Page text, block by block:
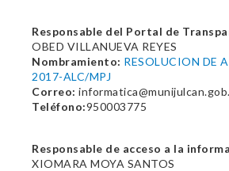
Responsable del Portal de
OBED VILLANUEVA REYES
Nombramiento: RESOLUCION DE
2017-ALC/MPJ
Correo:
Teléfono:950003775
Responsable de acceso a la
XIOMARA MOYA SANTOS